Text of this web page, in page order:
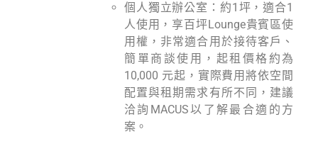
個人獨立辦公室：約1坪，適合1
人使用，享百坪Lounge貴賓區使
用權，非常適合用於接待客戶、
簡單商談使用，起租價格約為
10,000 元起，實際費用將依空間
配置與租期需求有所不同，建議
洽詢MACUS以了解最合適的方
案。